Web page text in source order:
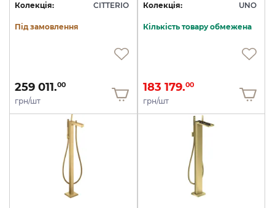
Колекція: CITTERIO
Під замовлення
259 011.00
грн/шт
Колекція: UNO
Кількість товару обмежена
183 179.00
грн/шт